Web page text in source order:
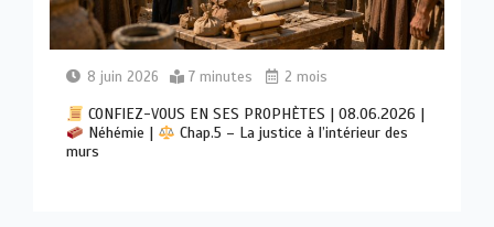
8 juin 2026 7 minutes 2 mois
CONFIEZ-VOUS EN SES PROPHÈTES | 08.06.2026 |
Néhémie |
Chap.5 – La justice à l’intérieur des
murs